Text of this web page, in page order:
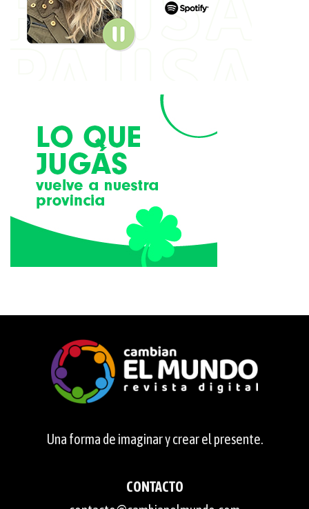
Una forma de imaginar y crear el presente.
CONTACTO